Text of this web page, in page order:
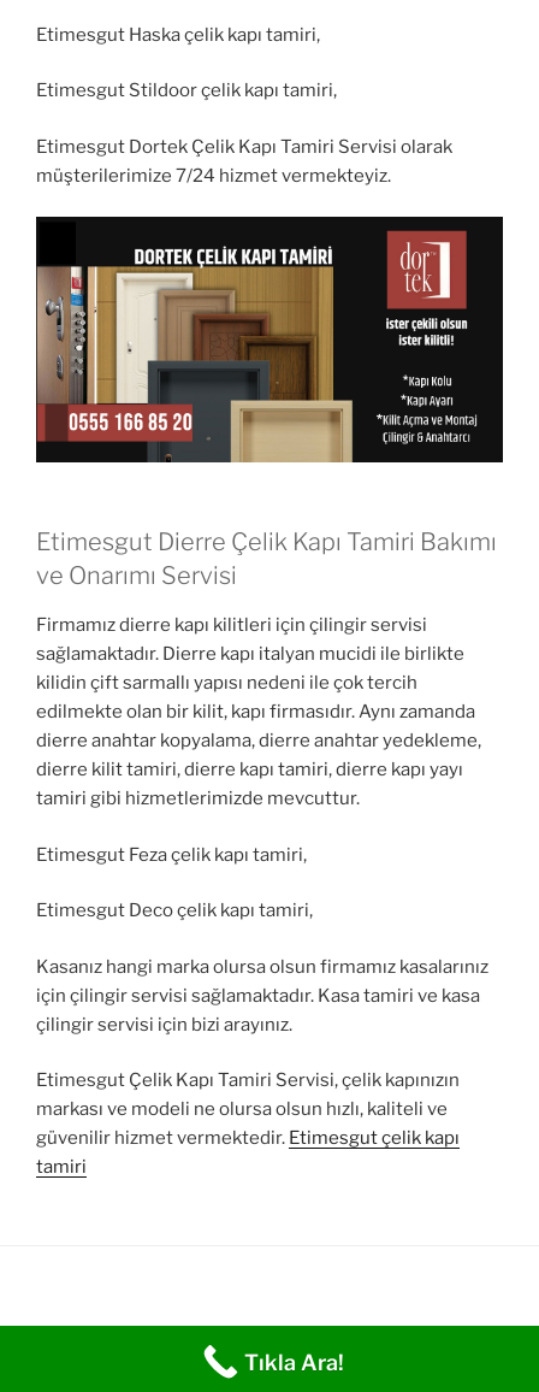
Etimesgut Haska çelik kapı tamiri,
Etimesgut Stildoor çelik kapı tamiri,
Etimesgut Dortek Çelik Kapı Tamiri Servisi olarak
müşterilerimize 7/24 hizmet vermekteyiz.
Etimesgut Dierre Çelik Kapı Tamiri Bakımı
ve Onarımı Servisi
Firmamız dierre kapı kilitleri için çilingir servisi
sağlamaktadır. Dierre kapı italyan mucidi ile birlikte
kilidin çift sarmallı yapısı nedeni ile çok tercih
edilmekte olan bir kilit, kapı firmasıdır. Aynı zamanda
dierre anahtar kopyalama, dierre anahtar yedekleme,
dierre kilit tamiri, dierre kapı tamiri, dierre kapı yayı
tamiri gibi hizmetlerimizde mevcuttur.
Etimesgut Feza çelik kapı tamiri,
Etimesgut Deco çelik kapı tamiri,
Kasanız hangi marka olursa olsun firmamız kasalarınız
için çilingir servisi sağlamaktadır. Kasa tamiri ve kasa
çilingir servisi için bizi arayınız.
Etimesgut Çelik Kapı Tamiri Servisi, çelik kapınızın
markası ve modeli ne olursa olsun hızlı, kaliteli ve
güvenilir hizmet vermektedir. Etimesgut çelik kapı
tamiri
Tıkla Ara!